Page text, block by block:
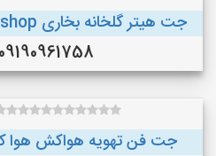
جت هیتر گلخانه بخاری eig shop گازی گازوییلی برقی
09190961758 (ساری )
جت فن تهویه هواکش هوا